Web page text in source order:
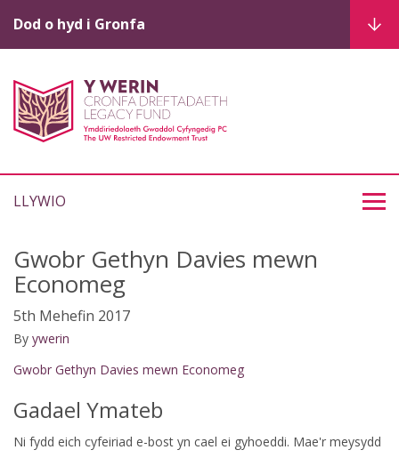
Dod o hyd i Gronfa
LLYWIO
Gwobr Gethyn Davies mewn
Economeg
5th Mehefin 2017
By ywerin
Gwobr Gethyn Davies mewn Economeg
Gadael Ymateb
Ni fydd eich cyfeiriad e-bost yn cael ei gyhoeddi. Mae'r meysydd